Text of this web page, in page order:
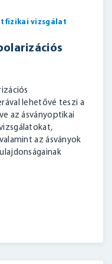
vizsgálat
lehetővé teszi a
az ásványoptikai
az ásványok